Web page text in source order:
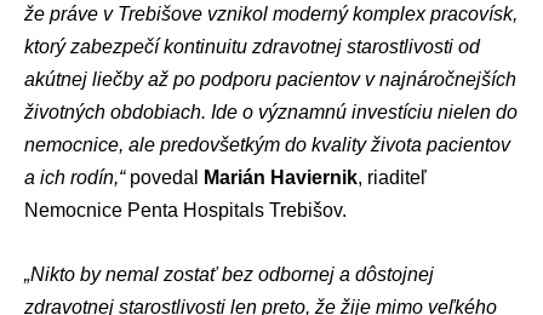
že práve v Trebišove vznikol moderný komplex pracovísk,
ktorý zabezpečí kontinuitu zdravotnej starostlivosti od
akútnej liečby až po podporu pacientov v najnáročnejších
životných obdobiach. Ide o významnú investíciu nielen do
nemocnice, ale predovšetkým do kvality života pacientov
a ich rodín,“povedal Marián Haviernik, riaditeľ
Nemocnice Penta Hospitals Trebišov.
„Nikto by nemal zostať bez odbornej a dôstojnej
zdravotnej starostlivosti len preto, že žije mimo veľkého